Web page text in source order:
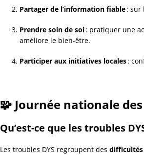
Partager de l’information fiable: sur
Prendre soin de soi: pratiquer une
améliore le bien-être.
Participer aux initiatives locales:
🧩 Journée nationale des
Qu’est-ce que les troubles
Les troubles DYS regroupent des difficultés